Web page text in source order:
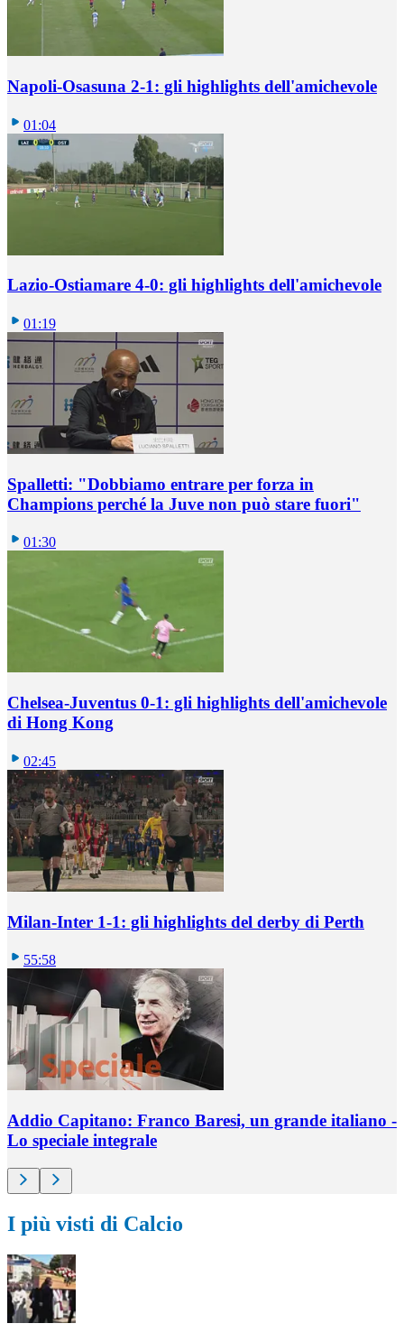
Napoli-Osasuna 2-1: gli highlights dell'amichevole
01:04
Lazio-Ostiamare 4-0: gli highlights dell'amichevole
01:19
Spalletti: "Dobbiamo entrare per forza in
Champions perché la Juve non può stare fuori"
01:30
Chelsea-Juventus 0-1: gli highlights dell'amichevole
di Hong Kong
02:45
Milan-Inter 1-1: gli highlights del derby di Perth
55:58
Addio Capitano: Franco Baresi, un grande italiano -
Lo speciale integrale
I più visti di Calcio